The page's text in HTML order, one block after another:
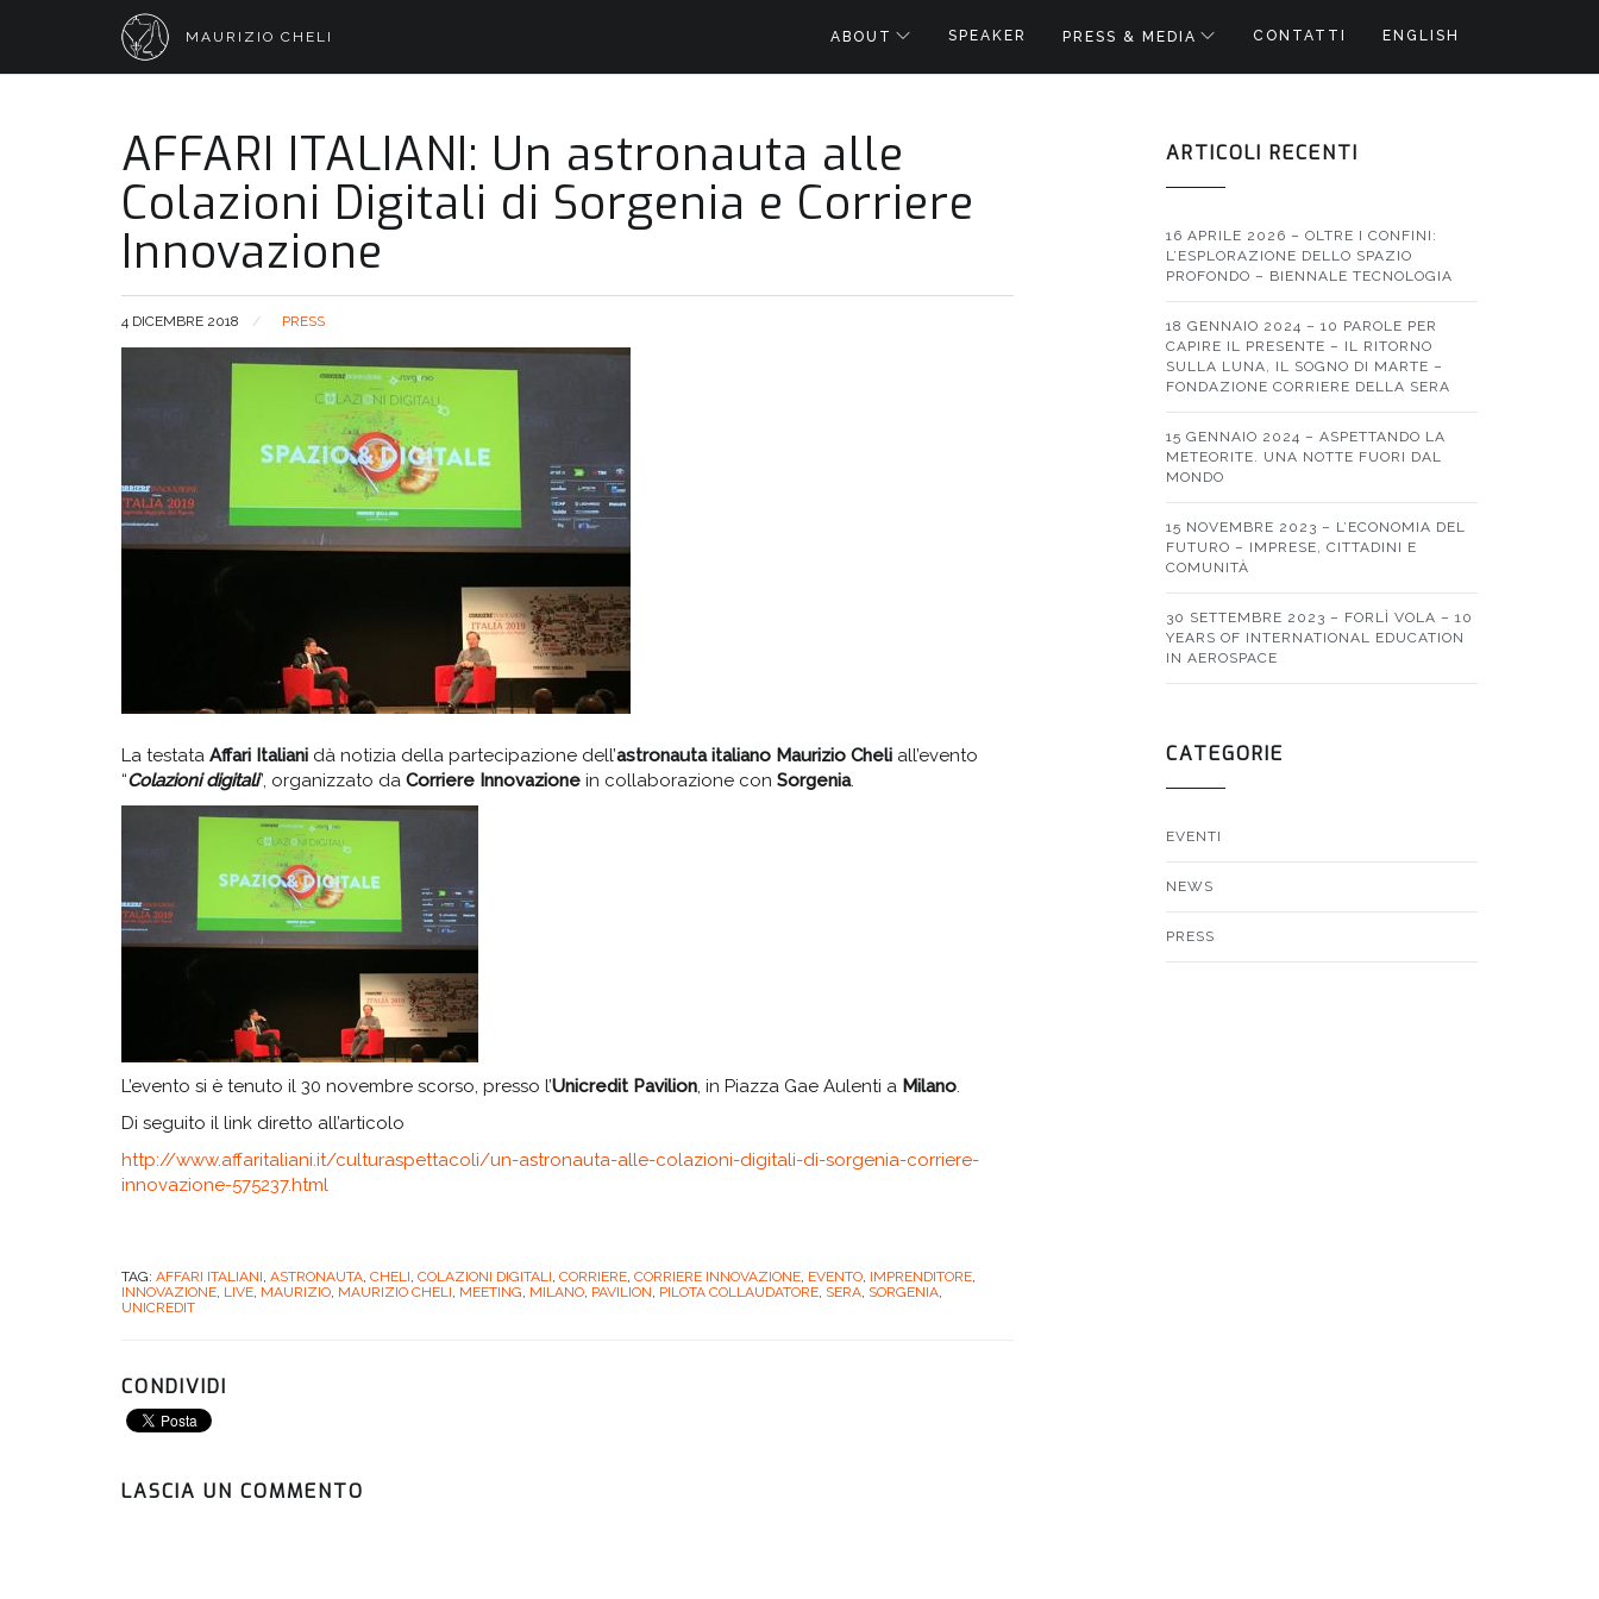
MAURIZIO CHELI ABOUT SPEAKER PRESS & MEDIA CONTATTI ENGLISH
AFFARI ITALIANI: Un astronauta alle
Colazioni Digitali di Sorgenia e Corriere
Innovazione
4 DICEMBRE 2018 PRESS
La testata Affari Italiani dà notizia della partecipazione dell’astronauta italiano Maurizio Cheli all’evento
“Colazioni digitali”, organizzato da Corriere Innovazione in collaborazione con Sorgenia.
L’evento si è tenuto il 30 novembre scorso, presso l’Unicredit Pavilion, in Piazza Gae Aulenti a Milano.
Di seguito il link diretto all’articolo
http://www.affaritaliani.it/culturaspettacoli/un-astronauta-alle-colazioni-digitali-di-sorgenia-corriere-
innovazione-575237.html
TAG: AFFARI ITALIANI, ASTRONAUTA, CHELI, COLAZIONI DIGITALI, CORRIERE, CORRIERE INNOVAZIONE, EVENTO, IMPRENDITORE,
INNOVAZIONE, LIVE, MAURIZIO, MAURIZIO CHELI, MEETING, MILANO, PAVILION, PILOTA COLLAUDATORE, SERA, SORGENIA,
UNICREDIT
CONDIVIDI
LASCIA UN COMMENTO
ARTICOLI RECENTI
16 APRILE 2026 – OLTRE I CONFINI:
L’ESPLORAZIONE DELLO SPAZIO
PROFONDO – BIENNALE TECNOLOGIA
18 GENNAIO 2024 – 10 PAROLE PER
CAPIRE IL PRESENTE – IL RITORNO
SULLA LUNA, IL SOGNO DI MARTE –
FONDAZIONE CORRIERE DELLA SERA
15 GENNAIO 2024 – ASPETTANDO LA
METEORITE. UNA NOTTE FUORI DAL
MONDO
15 NOVEMBRE 2023 – L’ECONOMIA DEL
FUTURO – IMPRESE, CITTADINI E
COMUNITÀ
30 SETTEMBRE 2023 – FORLÌ VOLA – 10
YEARS OF INTERNATIONAL EDUCATION
IN AEROSPACE
CATEGORIE
EVENTI
NEWS
PRESS